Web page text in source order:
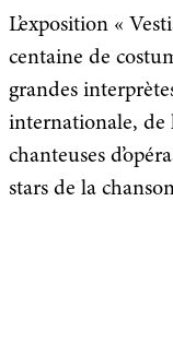
L’exposition «
centaine de
grandes
internationale, de
chanteuses
stars de la